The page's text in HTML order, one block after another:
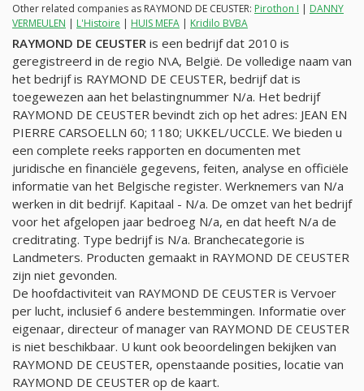
Other related companies as RAYMOND DE CEUSTER: Pirothon I | DANNY
VERMEULEN | L'Histoire | HUIS MEFA | Kridilo BVBA
RAYMOND DE CEUSTER is een bedrijf dat 2010 is
geregistreerd in de regio N\A, België. De volledige naam van
het bedrijf is RAYMOND DE CEUSTER, bedrijf dat is
toegewezen aan het belastingnummer N/a. Het bedrijf
RAYMOND DE CEUSTER bevindt zich op het adres: JEAN EN
PIERRE CARSOELLN 60; 1180; UKKEL/UCCLE. We bieden u
een complete reeks rapporten en documenten met
juridische en financiële gegevens, feiten, analyse en officiële
informatie van het Belgische register. Werknemers van N/a
werken in dit bedrijf. Kapitaal - N/a. De omzet van het bedrijf
voor het afgelopen jaar bedroeg N/a, en dat heeft N/a de
creditrating. Type bedrijf is N/a. Branchecategorie is
Landmeters. Producten gemaakt in RAYMOND DE CEUSTER
zijn niet gevonden.
De hoofdactiviteit van RAYMOND DE CEUSTER is Vervoer
per lucht, inclusief 6 andere bestemmingen. Informatie over
eigenaar, directeur of manager van RAYMOND DE CEUSTER
is niet beschikbaar. U kunt ook beoordelingen bekijken van
RAYMOND DE CEUSTER, openstaande posities, locatie van
RAYMOND DE CEUSTER op de kaart.